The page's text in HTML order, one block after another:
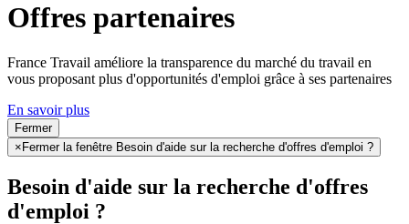
Offres partenaires
France Travail améliore la transparence du marché du travail en
vous proposant plus d'opportunités d'emploi grâce à ses partenaires
En savoir plus
Fermer
×Fermer la fenêtre Besoin d'aide sur la recherche d'offres d'emploi ?
Besoin d'aide sur la recherche d'offres
d'emploi ?